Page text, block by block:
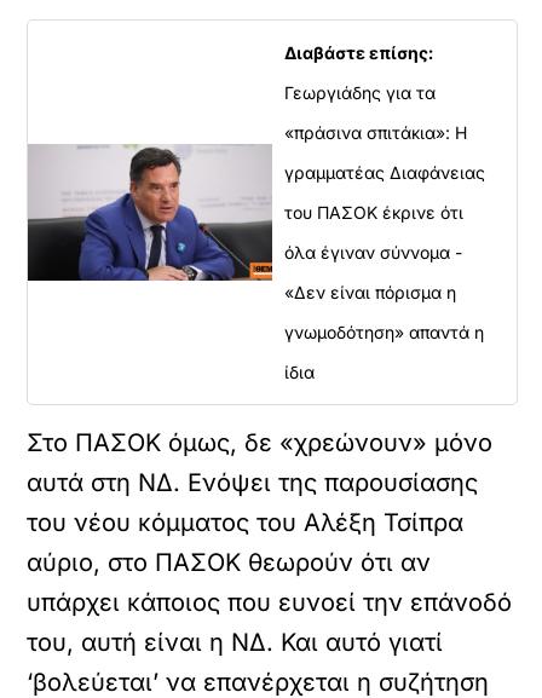
Διαβάστε επίσης:
Γεωργιάδης για τα
«πράσινα σπιτάκια»: Η
γραμματέας Διαφάνειας
του ΠΑΣΟΚ έκρινε ότι
όλα έγιναν σύννομα -
«Δεν είναι πόρισμα η
γνωμοδότηση» απαντά η
ίδια
Στο ΠΑΣΟΚ όμως, δε «χρεώνουν» μόνο
αυτά στη ΝΔ. Ενόψει της παρουσίασης
του νέου κόμματος του Αλέξη Τσίπρα
αύριο, στο ΠΑΣΟΚ θεωρούν ότι αν
υπάρχει κάποιος που ευνοεί την επάνοδό
του, αυτή είναι η ΝΔ. Και αυτό γιατί
‘βολεύεται’ να επανέρχεται η συζήτηση